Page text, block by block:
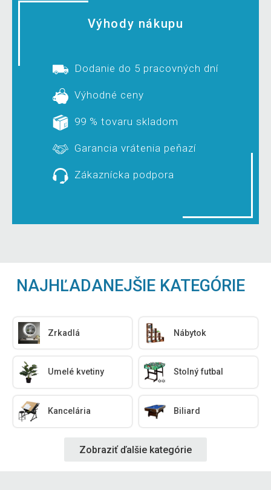
Výhody nákupu
Dodanie do 5 pracovných dní
Výhodné ceny
99 % tovaru skladom
Garancia vrátenia peňazí
Zákaznícka podpora
NAJHĽADANEJŠIE KATEGÓRIE
Zrkadlá Nábytok
Umelé kvetiny Stolný futbal
Kancelária Biliard
Zobraziť ďalšie kategórie